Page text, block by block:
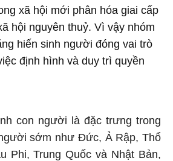
xã hội mới phân hóa giai cấp
hội nguyên thuỷ. Vì vậy nhóm
hiến sinh người đóng vai trò
định hình và duy trì quyền
con người là đặc trưng trong
sớm như Đức, Ả Rập, Thổ
Phi, Trung Quốc và Nhật Bản,